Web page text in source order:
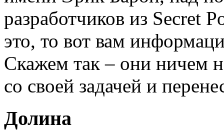
разработчиков из Secret
это, то вот вам
Скажем так – они ничем
со своей задачей и
Долина